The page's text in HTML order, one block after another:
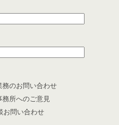
務のお問い合わせ
務所へのご意見
お問い合わせ